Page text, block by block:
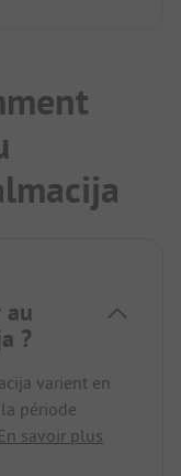
au
?
varient en
période
savoir plus